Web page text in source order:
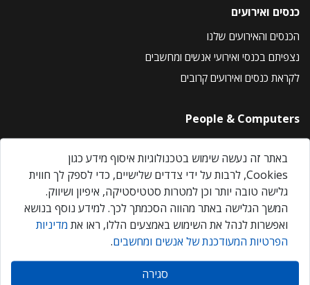
כנסים ואירועים
הכנסים והאירועים שלנו
נצפיתם בכנסי ואירועי אנשים ומחשבים
לקראת כנסים ואירועים קרובים
People & Computers
About Us
Privacy Policy
Contact Us
Our Events
אנשים ומחשבים © 2026 – כל הזכויות שמורות
באתר זה נעשה שימוש בטכנולוגיות איסוף מידע כגון
Cookies, לרבות על ידי צדדים שלישיים, כדי לספק לך חווית
גלישה טובה יותר וכן למטרות סטטיסטיקה, איפיון ושיווק.
המשך הגלישה באתר מהווה הסכמתך לכך. למידע נוסף בנושא
ואפשרות לנהל את השימוש באמצעים הללו, ראו את מדיניות
הפרטיות המעודכנת של אנשים ומחשבים.
סגירה